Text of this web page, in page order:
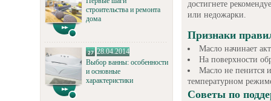
строительства и ремонта
дома
28.04.2014
Выбор ванны: особенности
и основные
характеристики
достигнете
или недожарки.
Признаки
Масло начинает
На поверхности
Масло не пенится
температурном
Советы по